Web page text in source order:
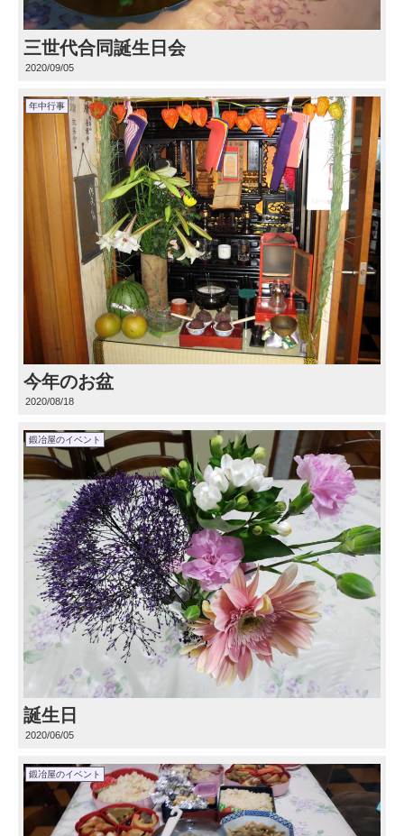
三世代合同誕生日会
2020/09/05
年中行事
今年のお盆
2020/08/18
鍛冶屋のイベント
誕生日
2020/06/05
鍛冶屋のイベント